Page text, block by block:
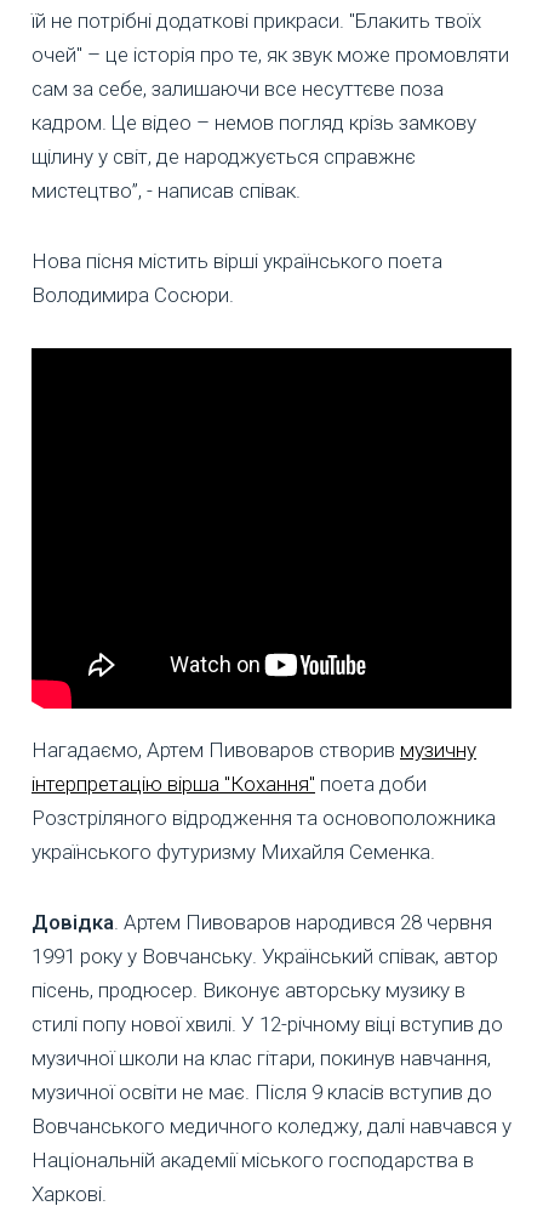
їй не потрібні додаткові прикраси. "Блакить твоїх
очей" – це історія про те, як звук може промовляти
сам за себе, залишаючи все несуттєве поза
кадром. Це відео – немов погляд крізь замкову
щілину у світ, де народжується справжнє
мистецтво”, - написав співак.
Нова пісня містить вірші українського поета
Володимира Сосюри.
Нагадаємо, Артем Пивоваров створив музичну
інтерпретацію вірша "Кохання" поета доби
Розстріляного відродження та основоположника
українського футуризму Михайля Семенка.
Довідка . Артем Пивоваров народився 28 червня
1991 року у Вовчанську. Український співак, автор
пісень, продюсер. Виконує авторську музику в
стилі попу нової хвилі. У 12-річному віці вступив до
музичної школи на клас гітари, покинув навчання,
музичної освіти не має. Після 9 класів вступив до
Вовчанського медичного коледжу, далі навчався у
Національній академії міського господарства в
Харкові.